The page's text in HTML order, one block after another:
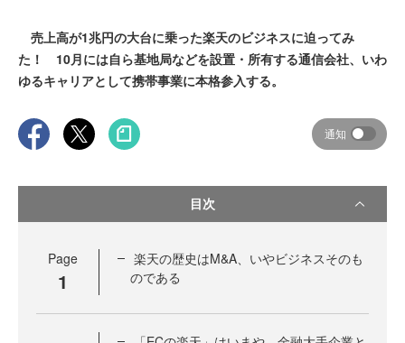
売上高が1兆円の大台に乗った楽天のビジネスに迫ってみ
た！ 10月には自ら基地局などを設置・所有する通信会社、いわ
ゆるキャリアとして携帯事業に本格参入する。
通知
目次
Page
1
楽天の歴史はM&A、いやビジネスそのも
のである